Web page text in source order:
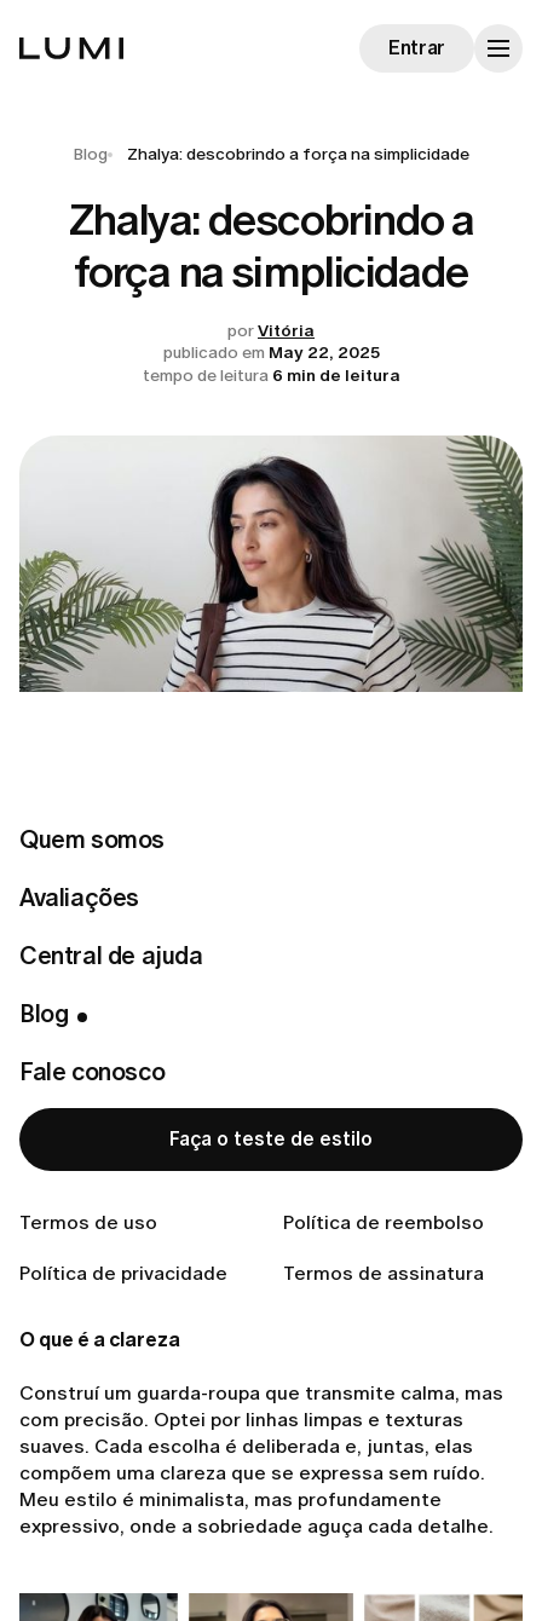
Quem somos
Avaliações
Central de ajuda
Blog
Fale conosco
Faça o teste de estilo
Termos de uso Política de reembolso
Política de privacidade Termos de assinatura
Entrar
Blog Zhalya: descobrindo a força na simplicidade
Zhalya: descobrindo a
força na simplicidade
porVitória
publicado em May 22, 2025
tempo de leitura 6 min de leitura
O que é a clareza
Construí um guarda-roupa que transmite calma, mas
com precisão. Optei por linhas limpas e texturas
suaves. Cada escolha é deliberada e, juntas, elas
compõem uma clareza que se expressa sem ruído.
Meu estilo é minimalista, mas profundamente
expressivo, onde a sobriedade aguça cada detalhe.
Índice
Pronta para encontrar o estilo perfeito?
Faça o teste de estilo